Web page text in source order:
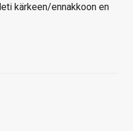
kärkeen/ennakkoon en